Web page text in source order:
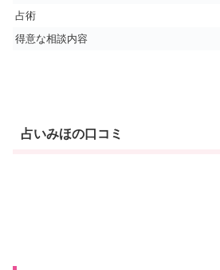
占術
得意な相談内容
占いみほの口コミ